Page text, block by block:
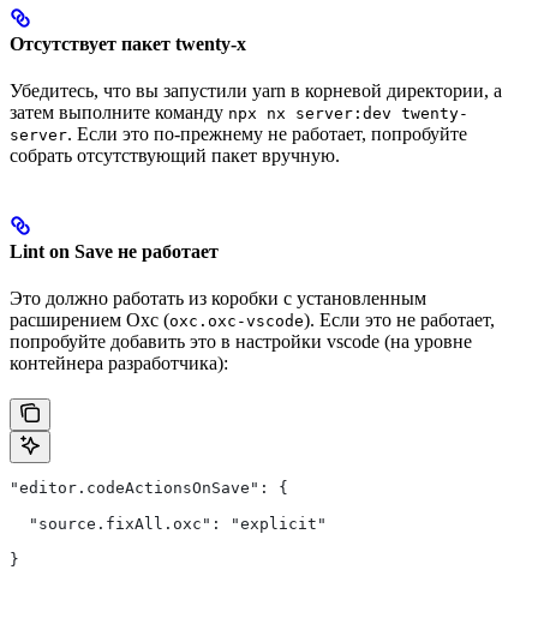
Отсутствует пакет twenty-x
Убедитесь, что вы запустили yarn в корневой директории, а
затем выполните команду npx nx server:dev twenty-
server. Если это по-прежнему не работает, попробуйте
собрать отсутствующий пакет вручную.
Lint on Save не работает
Это должно работать из коробки с установленным
расширением Oxc (oxc.oxc-vscode). Если это не работает,
попробуйте добавить это в настройки vscode (на уровне
контейнера разработчика):
"editor.codeActionsOnSave": {
  "source.fixAll.oxc": "explicit"
}